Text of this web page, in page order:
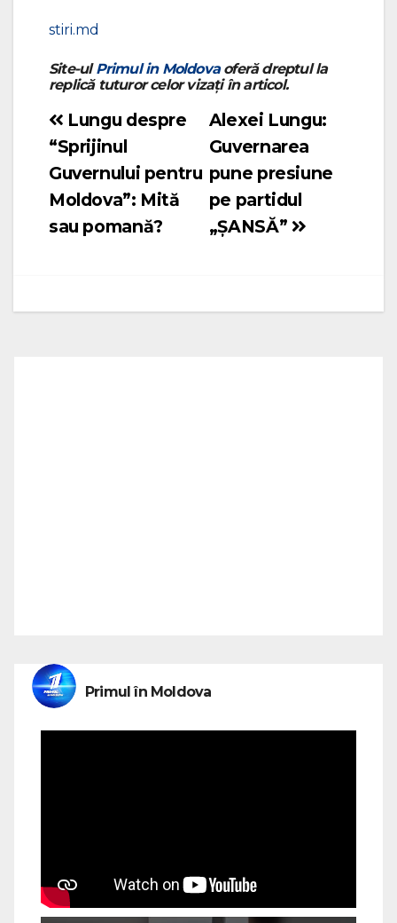
stiri.md
Site-ulPrimul in Moldovaoferă dreptul la
replică tuturor celor vizați în articol.
Navigare
în
articole
Alexei Lungu:
Guvernarea
pune presiune
pe partidul
„ȘANSĂ”
Lungu despre
“Sprijinul
Guvernului pentru
Moldova”: Mită
sau pomană?
Primul în Moldova